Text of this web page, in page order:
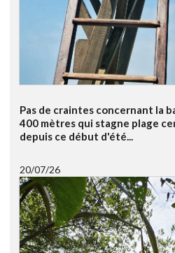
Pas de craintes concernant la
400 mètres qui stagne plage
depuis ce début d'été...
20/07/26